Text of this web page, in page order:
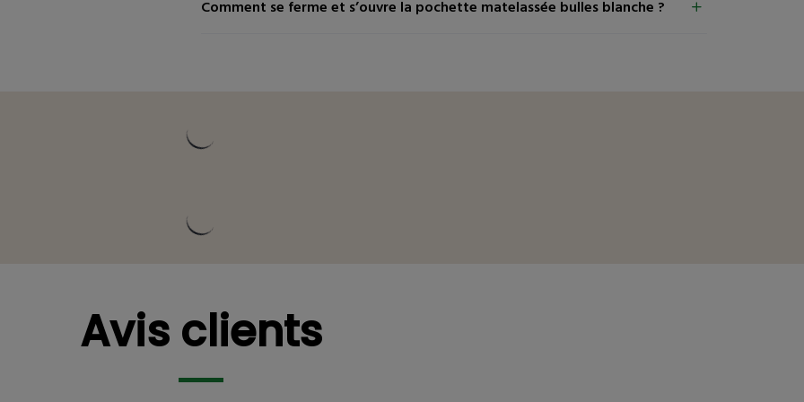
Comment se ferme et s’ouvre la pochette matelassée bulles blanche ?
Avis clients